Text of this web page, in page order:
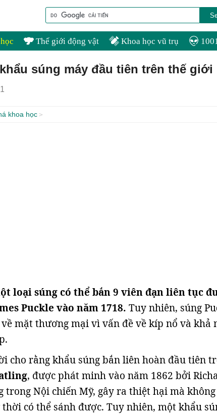
Thế giới động vật Khoa học vũ trụ
súng máy đầu tiên trên thế giới
khoa học
loại súng có thể bắn 9 viên đạn liên tục
Puckle vào năm 1718. Tuy nhiên, súng
mặt thương mại vì vấn đề về kíp nổ và khả
cho rằng khẩu súng bắn liên hoàn đầu tiên
, được phát minh vào năm 1862 bởi
trong Nội chiến Mỹ, gây ra thiệt hại mà
có thể sánh được. Tuy nhiên, một khẩu